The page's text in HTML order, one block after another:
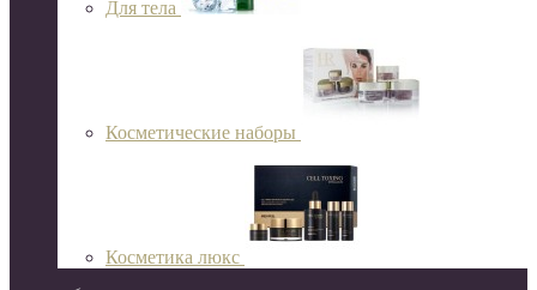
Для тела
Косметические наборы
Косметика люкс